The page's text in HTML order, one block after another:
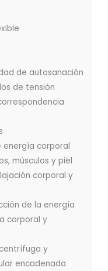
de autosanación
de tensión
energía corporal
músculos y piel
corporal y
de la energía
corporal y
y
encadenada